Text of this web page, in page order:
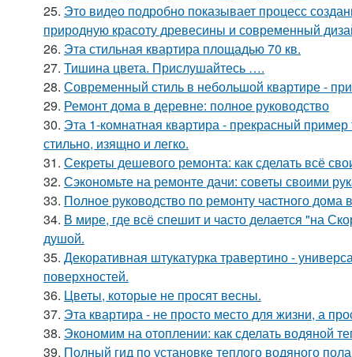
25. Это видео подробно показывает процесс
природную красоту древесины и современный
26. Эта стильная квартира площадью 70 кв.
27. Тишина цвета. Прислушайтесь ….
28. Современный стиль в небольшой квартире -
29. Ремонт дома в деревне: полное руководство
30. Эта 1-комнатная квартира - прекрасный
стильно, изящно и легко.
31. Секреты дешевого ремонта: как сделать всё
32. Сэкономьте на ремонте дачи: советы своими
33. Полное руководство по ремонту частного дома
34. В мире, где всё спешит и часто делается "на
душой.
35. Декоративная штукатурка травертино -
поверхностей.
36. Цветы, которые не просят весны.
37. Эта квартира - не просто место для жизни, а
38. Экономим на отоплении: как сделать водяной
39. Полный гид по установке теплого водяного